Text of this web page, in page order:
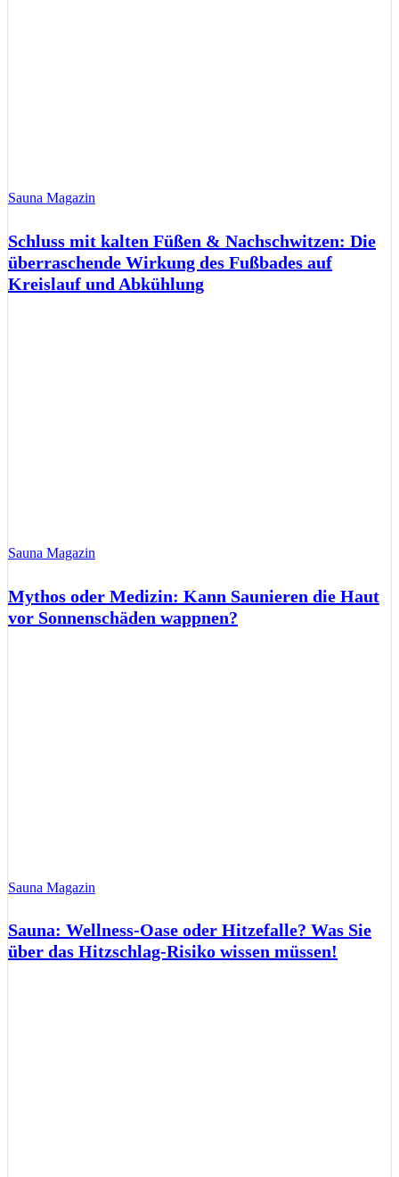
Sauna Magazin
Schluss mit kalten Füßen & Nachschwitzen: Die
überraschende Wirkung des Fußbades auf
Kreislauf und Abkühlung
Sauna Magazin
Mythos oder Medizin: Kann Saunieren die Haut
vor Sonnenschäden wappnen?
Sauna Magazin
Sauna: Wellness-Oase oder Hitzefalle? Was Sie
über das Hitzschlag-Risiko wissen müssen!